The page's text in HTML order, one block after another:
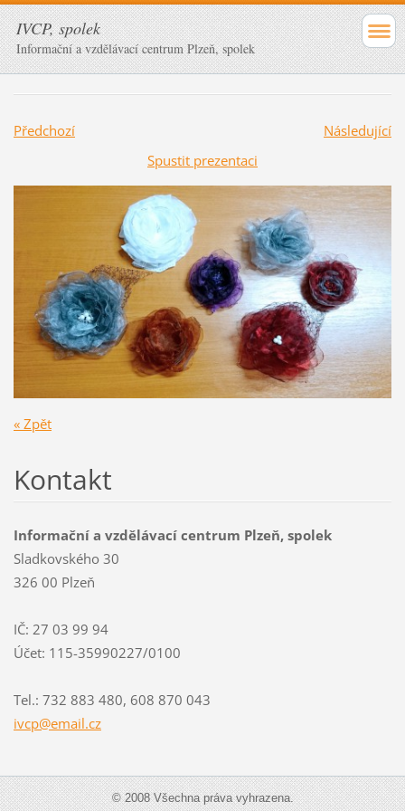
IVCP, spolek
Informační a vzdělávací centrum Plzeň, spolek
Předchozí
Následující
Spustit prezentaci
« Zpět
Kontakt
Informační a vzdělávací centrum Plzeň, spolek
Sladkovského 30
326 00 Plzeň
IČ: 27 03 99 94
Účet: 115-35990227/0100
Tel.: 732 883 480, 608 870 043
ivcp@email.cz
© 2008 Všechna práva vyhrazena.